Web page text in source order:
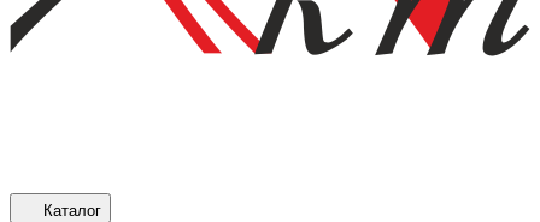
Каталог